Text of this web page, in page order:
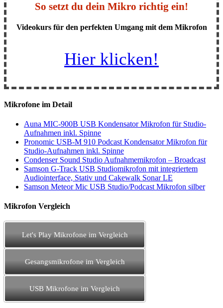
So setzt du dein Mikro richtig ein!
Videokurs für den perfekten Umgang mit dem Mikrofon
Hier klicken!
Mikrofone im Detail
Auna MIC-900B USB Kondensator Mikrofon für Studio-
Aufnahmen inkl. Spinne
Pronomic USB-M 910 Podcast Kondensator Mikrofon für
Studio-Aufnahmen inkl. Spinne
Condenser Sound Studio Aufnahmemikrofon – Broadcast
Samson G-Track USB Studiomikrofon mit integriertem
Audiointerface, Stativ und Cakewalk Sonar LE
Samson Meteor Mic USB Studio/Podcast Mikrofon silber
Mikrofon Vergleich
Let's Play Mikrofone im Vergleich
Gesangsmikrofone im Vergleich
USB Mikrofone im Vergleich